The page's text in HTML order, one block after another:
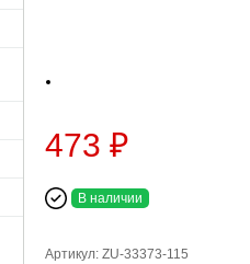
473 ₽
В наличии
Артикул: ZU-33373-115